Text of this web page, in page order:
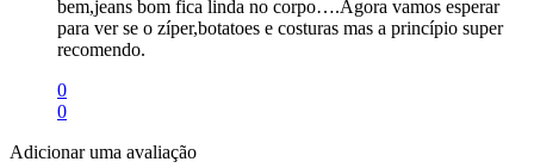
bem,jeans bom fica linda no corpo….Agora vamos esperar
para ver se o zíper,botatoes e costuras mas a princípio super
recomendo.
0
0
Adicionar uma avaliação